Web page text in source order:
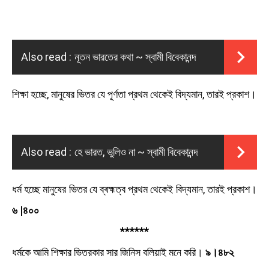
Also read : নূতন ভারতের কথা ~ স্বামী বিবেকানন্দ
শিক্ষা হচ্ছে, মানুষের ভিতর যে পূর্ণতা প্রথম থেকেই বিদ্যমান, তারই প্রকাশ।
Also read : হে ভারত, ভুলিও না ~ স্বামী বিবেকানন্দ
ধর্ম হচ্ছে মানুষের ভিতর যে ব্ৰহ্মত্ব প্রথম থেকেই বিদ্যমান, তারই প্রকাশ।
৬ |৪০০
******
ধর্মকে আমি শিক্ষার ভিতরকার সার জিনিস বলিয়াই মনে করি। ৯।৪৮২